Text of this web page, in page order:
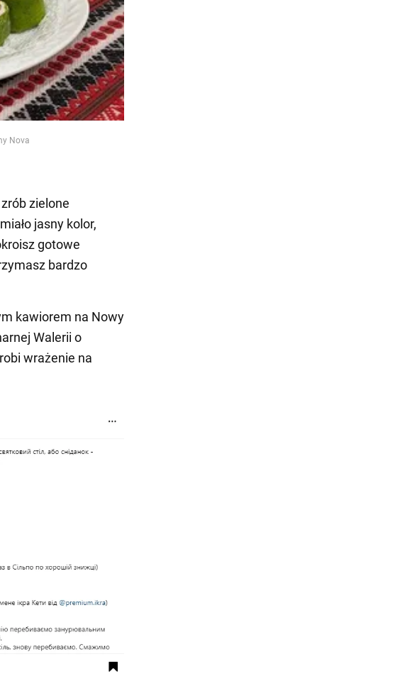
Nova
zielone
jasny kolor,
gotowe
bardzo
kawiorem na Nowy
Walerii o
wrażenie na